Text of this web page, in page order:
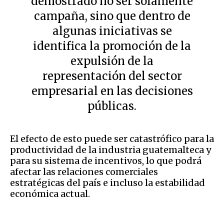
campaña, sino que dentro de
algunas iniciativas se
identifica la promoción de la
expulsión de la
representación del sector
empresarial en las decisiones
públicas.
El efecto de esto puede ser catastrófico para la
productividad de la industria guatemalteca y
para su sistema de incentivos, lo que podrá
afectar las relaciones comerciales
estratégicas del país e incluso la estabilidad
económica actual.